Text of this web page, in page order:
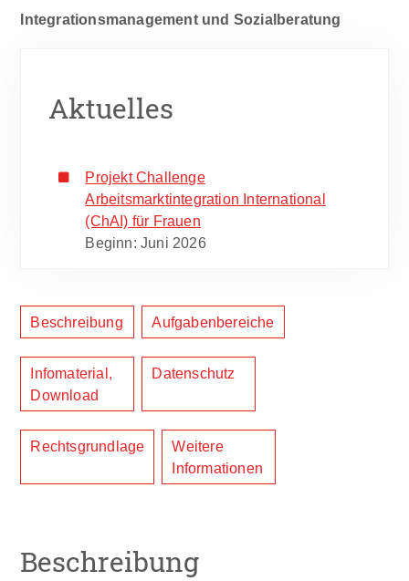
Integrationsmanagement und Sozialberatung
Aktuelles
Projekt Challenge
Arbeitsmarktintegration International
(ChAI) für Frauen
Beginn: Juni 2026
Beschreibung Aufgabenbereiche
Infomaterial,
Download
Datenschutz
Rechtsgrundlage
Weitere
Informationen
Beschreibung